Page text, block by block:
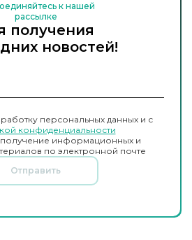
к нашей
рассылке
получения
новостей!
персональных данных и с
конфиденциальности
получение информационных и
по электронной почте
Отправить